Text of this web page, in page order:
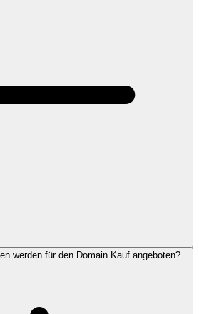
werden für den Domain Kauf angeboten?